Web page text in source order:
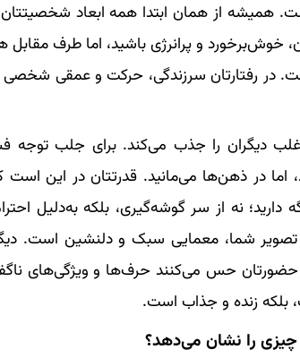
همیشه از همان ابتدا همه ابعاد
خوش‌برخورد و پرانرژی باشید، اما طرف
در رفتارتان سرزندگی، حرکت و عمقی
دیگران را جذب می‌کند. برای جلب توجه
اما در ذهن‌ها می‌مانید. قدرتتان در این
دارید؛ نه از سر گوشه‌گیری، بلکه به‌دلیل
شما، معمایی سبک و دلنشین است.
حس می‌کنند حرف‌ها و ویژگی‌های
بلکه زنده و جذاب است.
را نشان می‌دهد؟